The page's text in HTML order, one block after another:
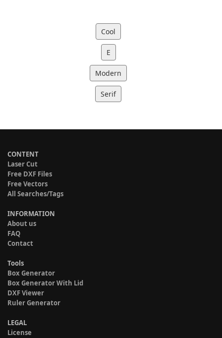
Cool
E
Modern
Serif
CONTENT
Laser Cut
Free DXF Files
Free Vectors
All Searches/Tags
INFORMATION
About us
FAQ
Contact
Tools
Box Generator
Box Generator With Lid
DXF Viewer
Ruler Generator
LEGAL
License